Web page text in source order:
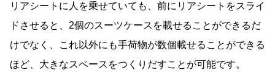
リアシートに人を乗せていても、前にリアシートをスライ
ドさせると、2個のスーツケースを載せることができるだ
けでなく、これ以外にも手荷物が数個載せることができる
ほど、大きなスペースをつくりだすことが可能です。